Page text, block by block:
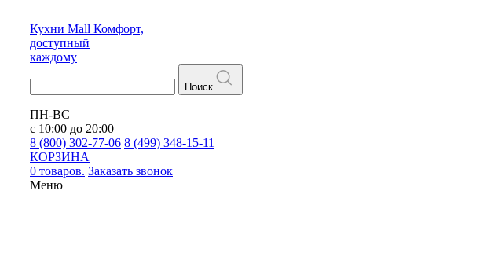
Кухни Mall Комфорт,
доступный
каждому
Поиск
ПН-ВС
с 10:00 до 20:00
8 (800) 302-77-06 8 (499) 348-15-11
КОРЗИНА
0 товаров. Заказать звонок
Меню